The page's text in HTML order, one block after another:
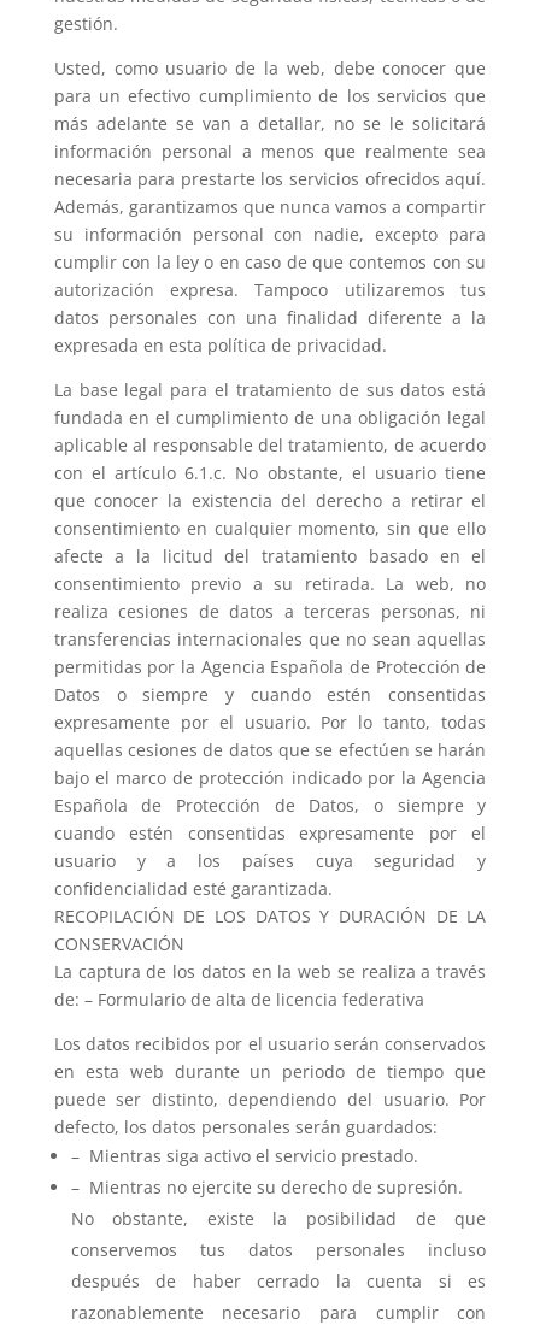
gestión.
Usted, como usuario de la web, debe conocer que
para un efectivo cumplimiento de los servicios que
más adelante se van a detallar, no se le solicitará
información personal a menos que realmente sea
necesaria para prestarte los servicios ofrecidos aquí.
Además, garantizamos que nunca vamos a compartir
su información personal con nadie, excepto para
cumplir con la ley o en caso de que contemos con su
autorización expresa. Tampoco utilizaremos tus
datos personales con una finalidad diferente a la
expresada en esta política de privacidad.
La base legal para el tratamiento de sus datos está
fundada en el cumplimiento de una obligación legal
aplicable al responsable del tratamiento, de acuerdo
con el artículo 6.1.c. No obstante, el usuario tiene
que conocer la existencia del derecho a retirar el
consentimiento en cualquier momento, sin que ello
afecte a la licitud del tratamiento basado en el
consentimiento previo a su retirada. La web, no
realiza cesiones de datos a terceras personas, ni
transferencias internacionales que no sean aquellas
permitidas por la Agencia Española de Protección de
Datos o siempre y cuando estén consentidas
expresamente por el usuario. Por lo tanto, todas
aquellas cesiones de datos que se efectúen se harán
bajo el marco de protección indicado por la Agencia
Española de Protección de Datos, o siempre y
cuando estén consentidas expresamente por el
usuario y a los países cuya seguridad y
confidencialidad esté garantizada.
RECOPILACIÓN DE LOS DATOS Y DURACIÓN DE LA
CONSERVACIÓN
La captura de los datos en la web se realiza a través
de: – Formulario de alta de licencia federativa
Los datos recibidos por el usuario serán conservados
en esta web durante un periodo de tiempo que
puede ser distinto, dependiendo del usuario. Por
defecto, los datos personales serán guardados:
– Mientras siga activo el servicio prestado.
– Mientras no ejercite su derecho de supresión.
No obstante, existe la posibilidad de que
conservemos tus datos personales incluso
después de haber cerrado la cuenta si es
razonablemente necesario para cumplir con